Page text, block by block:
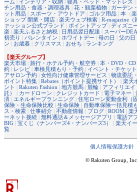
ーム | インテリア・収納 | 寝具・ベッド・マットレス |
チン用品・食器・調理器具 | 花・観葉植物 | ガーデン
ット用品 | スポーツ・アウトドア | ゴルフ用品 | 本 （
ショップ 開業・開店 | 楽天ウェブ検索 | R-magazine（
ァッション公式ブランド | ポイントアップ| ディズニ
楽 | 楽天ふるさと納税 | 日用品翌日配達 | スーパー
初売り | バレンタイン | ホワイトデー | 母の日 | 父の日
ン | お歳暮 | クリスマス | おせち | ランキング
【楽天グループ】
楽天市場 | 旅行・ホテル予約・航空券 | 本・DVD・CD
約 | レシピ | 車検見積もり・予約 | イベント・チケッ
アサロン予約 | 女性向け健康管理サービス | 物流委託
ポイント特集 | Rebates（ポイント提携サイト） | 楽天
ント | Rakuten Fashion | 地方競馬 | 競輪 | アフィリエイ
託）
| カードローン | クレジットカード | 電子マネー |
済 | エネルギープランニング | 住宅ローン変動金利（
保険・生命保険比較 | 生命保険 | 自動車保険一括見積
ス・検索 | 仕事紹介 | 不動産情報 | ブログ | ROOM | 楽
ーネット接続 | 無料通話＆メッセージアプリ | 電話ア
BIG | 宝くじ（ナンバーズ4・ナンバーズ3） | 楽天イ
覧
個人情報保護方針
© Rakuten Group, Inc.